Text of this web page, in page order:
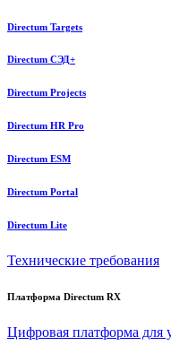
Directum Targets
Directum СЭД+
Directum Projects
Directum HR Pro
Directum ESM
Directum Portal
Directum Lite
Технические требования
Платформа Directum RX
Цифровая платформа для